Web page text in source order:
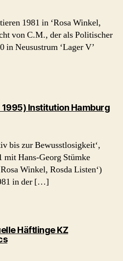
1981 in ‘Rosa Winkel,
von C.M., der als Politischer
in Neusustrum ‘Lager V’
Institution Hamburg
bis zur Bewusstlosigkeit‘,
Hans-Georg Stümke
Winkel, Rosda Listen‘)
in der […]
Häftlinge KZ
sagt: